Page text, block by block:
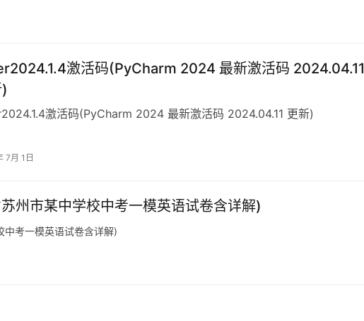
激活码(PyCharm 2024 最新激活码 2024.04.11
激活码(PyCharm 2024 最新激活码 2024.04.11 更新)
7月 1日
州市某中学校中考一模英语试卷含详解)
考一模英语试卷含详解)